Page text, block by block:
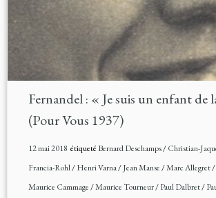
Fernandel : « Je suis un enfant de
(Pour Vous 1937)
12 mai 2018 étiqueté Bernard Deschamps/Christian-
Francia-Rohl/Henri Varna/Jean Manse/Marc Allegret/
Maurice Cammage/Maurice Tourneur/Paul Dalbret/